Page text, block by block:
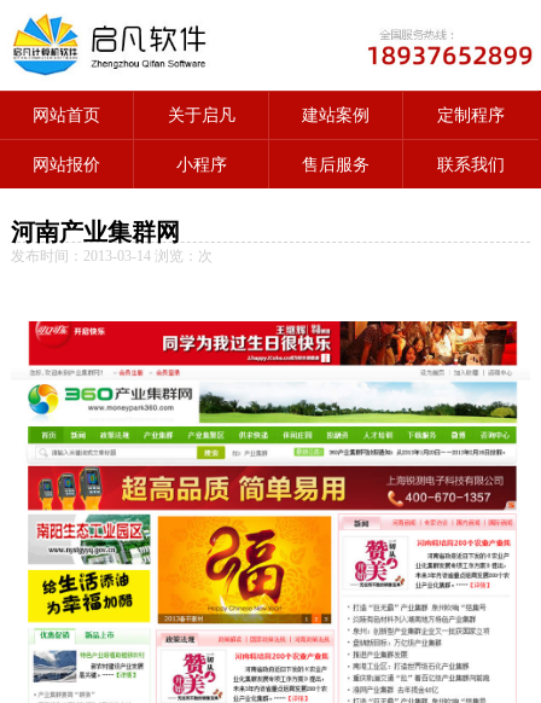
网站首页 关于启凡 建站案例 定制程序
网站报价 小程序 售后服务 联系我们
河南产业集群网
发布时间：2013-03-14 浏览： 次